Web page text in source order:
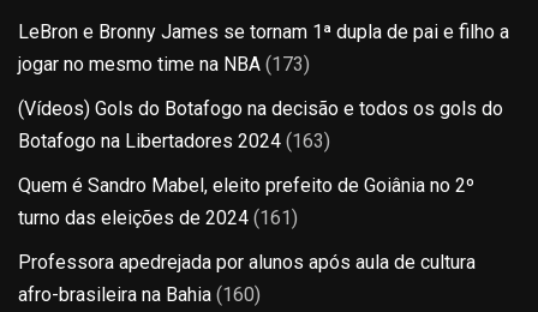
LeBron e Bronny James se tornam 1ª dupla de pai e filho a
jogar no mesmo time na NBA (173)
(Vídeos) Gols do Botafogo na decisão e todos os gols do
Botafogo na Libertadores 2024 (163)
Quem é Sandro Mabel, eleito prefeito de Goiânia no 2º
turno das eleições de 2024 (161)
Professora apedrejada por alunos após aula de cultura
afro-brasileira na Bahia (160)